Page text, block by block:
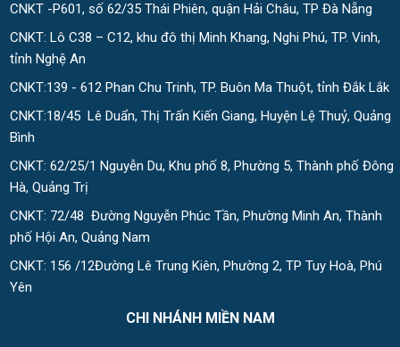
CNKT -P601, số 62/35 Thái Phiên, quận Hải Châu, TP Đà Nẵng
CNKT: Lô C38 – C12, khu đô thị Minh Khang, Nghi Phú, TP. Vinh,
tỉnh Nghệ An
CNKT:139 - 612 Phan Chu Trinh, TP. Buôn Ma Thuột, tỉnh Đắk Lắk
CNKT:18/45 Lê Duẩn, Thị Trấn Kiến Giang, Huyện Lệ Thuỷ, Quảng
Bình
CNKT: 62/25/1 Nguyễn Du, Khu phố 8, Phường 5, Thành phố Đông
Hà, Quảng Trị
CNKT: 72/48 Đường Nguyễn Phúc Tần, Phường Minh An, Thành
phố Hội An, Quảng Nam
CNKT: 156 /12Đường Lê Trung Kiên, Phường 2, TP Tuy Hoà, Phú
Yên
CHI NHÁNH MIỀN NAM